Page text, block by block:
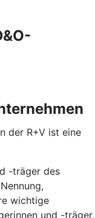
der R+V ist eine
-träger des
wichtige
und -träger,